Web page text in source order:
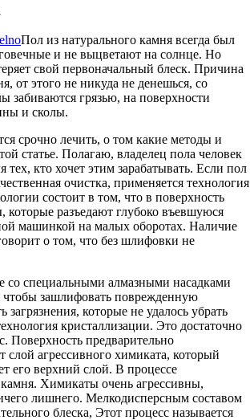
Пол из натурального камня всегда был
и не выцветают на солнце. Но
свой первоначальный блеск. Причина
от этого не никуда не денешься, со
забиваются грязью, на поверхности
и сколы.
срочно лечить, о том какие методы и
статье. Полагаю, владелец пола человек
кто хочет этим зарабатывать. Если пол
очистка, применяется технология
состоит в том, что в поверхность
которые разъедают глубоко въевшуюся
машинкой на малых оборотах. Наличие
о том, что без шлифовки не
со специальными алмазными насадками
чтобы зашлифовать поврежденную
которые не удалось убрать
кристаллизации. Это достаточно
Поверхность предварительно
слой агрессивного химиката, который
его верхний слой. В процессе
Химикаты очень агрессивны,
лишнего. Мелкодисперсным составом
блеска, Этот процесс называется